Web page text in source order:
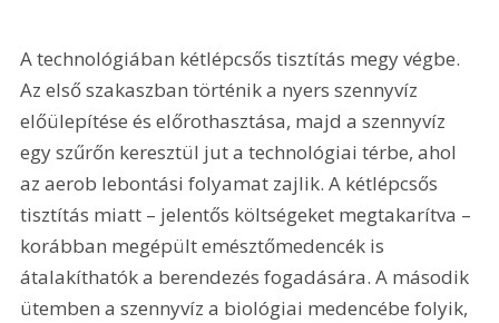
A technológiában kétlépcsős tisztítás megy végbe.
Az első szakaszban történik a nyers szennyvíz
előülepítése és előrothasztása, majd a szennyvíz
egy szűrőn keresztül jut a technológiai térbe, ahol
az aerob lebontási folyamat zajlik. A kétlépcsős
tisztítás miatt – jelentős költségeket megtakarítva –
korábban megépült emésztőmedencék is
átalakíthatók a berendezés fogadására. A második
ütemben a szennyvíz a biológiai medencébe folyik,